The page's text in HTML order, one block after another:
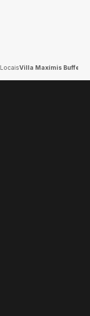
LocaisVilla Maxímis Buffet